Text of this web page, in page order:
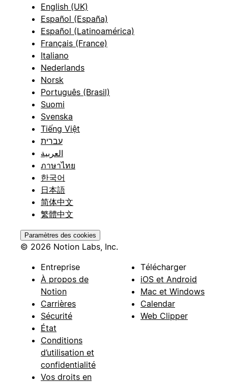
English (UK)
Español (España)
Español (Latinoamérica)
Français (France)
Italiano
Nederlands
Norsk
Português (Brasil)
Suomi
Svenska
Tiếng Việt
עברית
العربية
ภาษาไทย
한국어
日本語
简体中文
繁體中文
Paramètres des cookies
© 2026 Notion Labs, Inc.
Entreprise
À propos de
Notion
Carrières
Sécurité
État
Conditions
d’utilisation et
confidentialité
Vos droits en
Télécharger
iOS et Android
Mac et Windows
Calendar
Web Clipper